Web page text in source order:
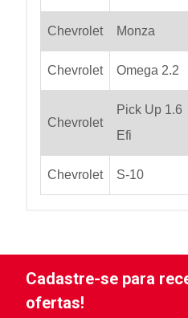
Chevrolet Monza
Chevrolet Omega 2.2
Chevrolet
Pick Up 1.6
Efi
Chevrolet S-10
Cadastre-se para
ofertas!